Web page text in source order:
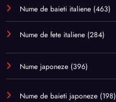
Nume de baieti italiene (463)
Nume de fete italiene (284)
Nume japoneze (396)
Nume de baieti japoneze (198)